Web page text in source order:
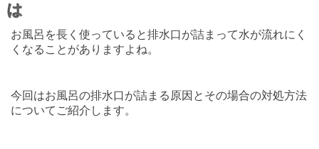
は
お風呂を長く使っていると排水口が詰まって水が流れにく
くなることがありますよね。
今回はお風呂の排水口が詰まる原因とその場合の対処方法
についてご紹介します。